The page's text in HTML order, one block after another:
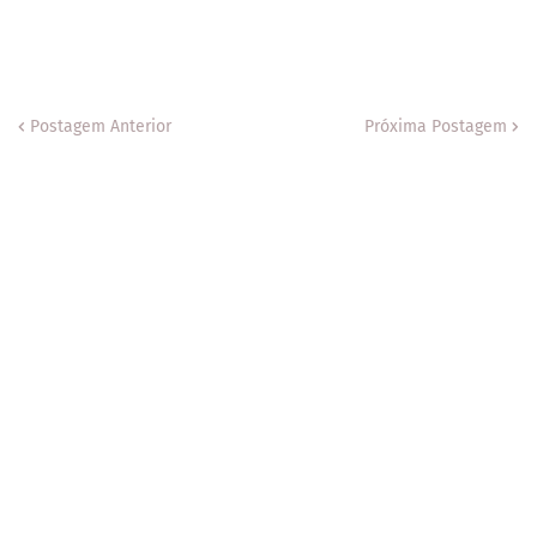
Postagem Anterior Próxima Postagem